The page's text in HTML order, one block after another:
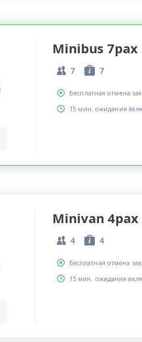
Minibus 7pax
7 7
Бесплатная отмена
15 мин. ожидания
Minivan 4pax
4 4
Бесплатная отмена
15 мин. ожидания